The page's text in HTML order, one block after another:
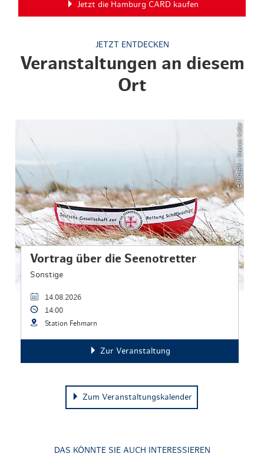
Jetzt die Hamburg CARD kaufen
JETZT ENTDECKEN
Veranstaltungen an diesem
Ort
© DGzRS - Steven Keller
Vortrag über die Seenotretter
Sonstige
14.08.2026
14:00
Station Fehmarn
Zur Veranstaltung
Zum Veranstaltungskalender
DAS KÖNNTE SIE AUCH INTERESSIEREN